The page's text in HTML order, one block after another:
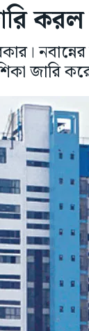
নবান্নের
জারি